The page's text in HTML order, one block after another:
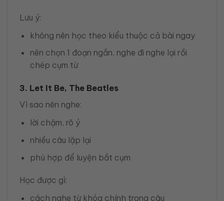
Lưu ý:
không nên học theo kiểu thuộc cả bài ngay
nên chọn 1 đoạn ngắn, nghe đi nghe lại rồi
chép cụm từ
3. Let It Be, The Beatles
Vì sao nên nghe:
lời chậm, rõ ý
nhiều câu lặp lại
phù hợp để luyện bắt cụm
Học được gì:
cách nghe từ khóa chính trong câu